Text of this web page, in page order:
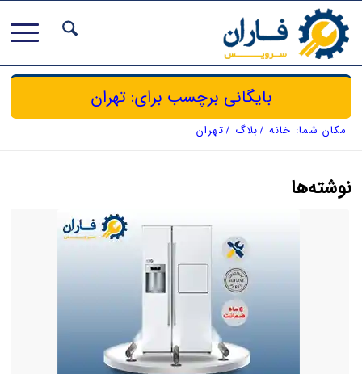
بایگانی برچسب برای: تهران
مکان شما: خانه /بلاگ /تهران
نوشته‌ها